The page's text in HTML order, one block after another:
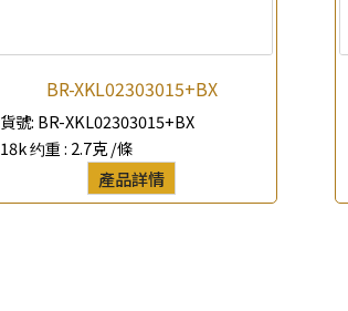
*聯絡電話
查詢以下產品
BR-XKL02303015+BX
貨號: BR-XKL02303015+BX
18k 约重 : 2.7克 /條
產品詳情